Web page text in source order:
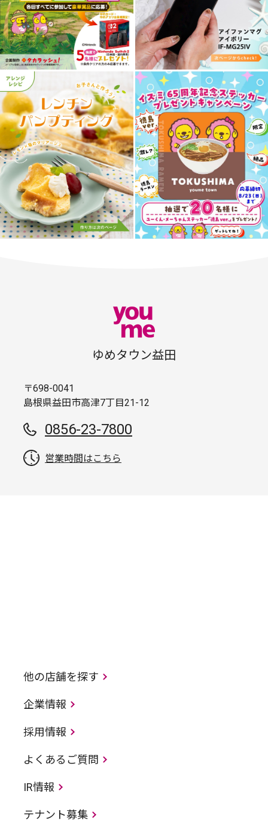
ゆめタウン益田
〒698-0041
島根県益田市高津7丁目21-12
0856-23-7800
営業時間はこちら
他の店舗を探す
企業情報
採用情報
よくあるご質問
IR情報
テナント募集